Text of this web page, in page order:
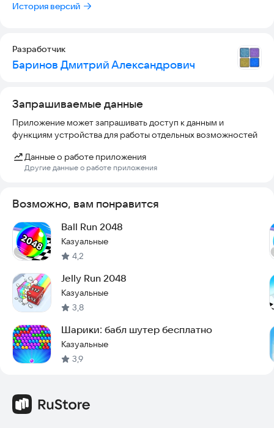
История версий
Разработчик
Баринов Дмитрий Александрович
Запрашиваемые данные
Приложение может запрашивать доступ к данным и
функциям устройства для работы отдельных возможностей
Данные о работе приложения
Другие данные о работе приложения
Возможно, вам понравится
Ball Run 2048
Казуальные
4,2
Jelly Run 2048
Казуальные
3,8
Шарики: бабл шутер бесплатно
Казуальные
3,9